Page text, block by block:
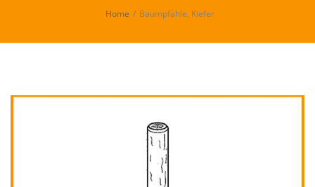
Home / Baumpfähle, Kiefer